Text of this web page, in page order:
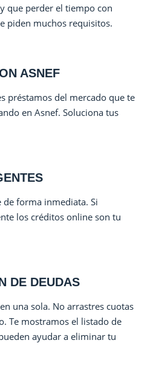
que perder el tiempo con
piden muchos requisitos.
ASNEF
préstamos del mercado que te
en Asnef. Soluciona tus
de forma inmediata. Si
los créditos online son tu
DE DEUDAS
una sola. No arrastres cuotas
Te mostramos el listado de
ayudar a eliminar tu